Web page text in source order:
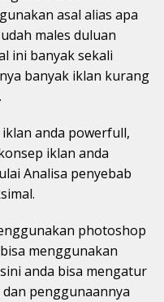
asal alias apa
males duluan
ini banyak sekali
banyak iklan kurang
anda powerfull,
iklan anda
Analisa penyebab
photoshop
menggunakan
anda bisa mengatur
penggunaannya